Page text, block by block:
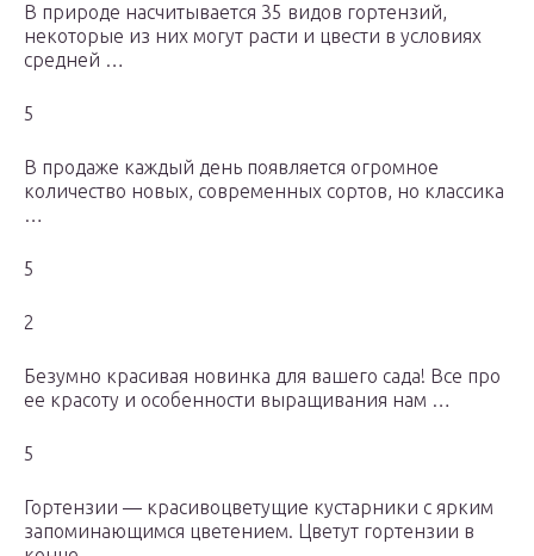
В природе насчитывается 35 видов гортензий,
некоторые из них могут расти и цвести в условиях
средней …
5
В продаже каждый день появляется огромное
количество новых, современных сортов, но классика
…
5
2
Безумно красивая новинка для вашего сада! Все про
ее красоту и особенности выращивания нам …
5
Гортензии — красивоцветущие кустарники с ярким
запоминающимся цветением. Цветут гортензии в